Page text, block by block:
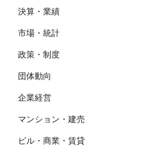
決算・業績
市場・統計
政策・制度
団体動向
企業経営
マンション・建売
ビル・商業・賃貸